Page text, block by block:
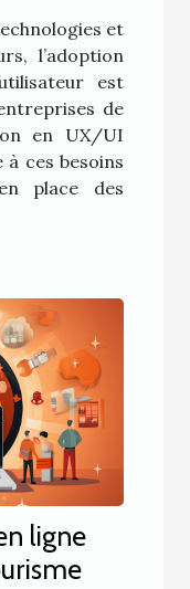
et
l’adoption
est
de
en UX/UI
ces besoins
place des
ligne